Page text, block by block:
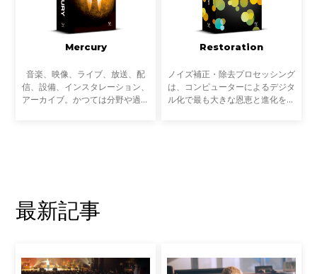
Mercury
音楽、映像、ライブ、放送、配
信、設備、インスタレーション、
アーカイブ。かつては分野や過程
Restoration
ノイズ補正・除去プロセッシング
は、コンピューターによるデジタ
ル化で最も大きな恩恵と進化を多
最新記事